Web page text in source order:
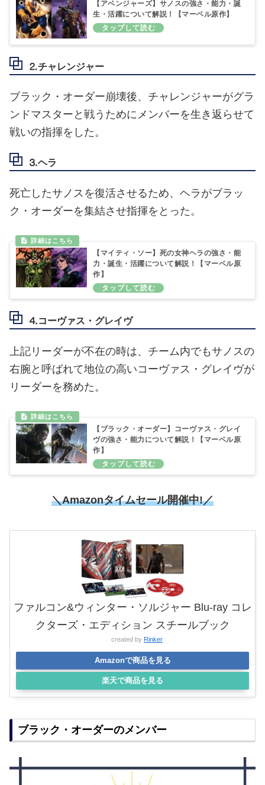
【アベンジャーズ】サノスの強さ・能力・誕
生・活躍について解説！【マーベル原作】
⒉チャレンジャー
ブラック・オーダー崩壊後、チャレンジャーがグラ
ンドマスターと戦うためにメンバーを生き返らせて
戦いの指揮をした。
⒊ヘラ
死亡したサノスを復活させるため、ヘラがブラッ
ク・オーダーを集結させ指揮をとった。
【マイティ・ソー】死の女神ヘラの強さ・能
力・誕生・活躍について解説！【マーベル原
作】
⒋コーヴァス・グレイヴ
上記リーダーが不在の時は、チーム内でもサノスの
右腕と呼ばれて地位の高いコーヴァス・グレイヴが
リーダーを務めた。
【ブラック・オーダー】コーヴァス・グレイ
ヴの強さ・能力について解説！【マーベル原
作】
＼Amazonタイムセール開催中!／
ファルコン&ウィンター・ソルジャー Blu-ray コレ
クターズ・エディション スチールブック
created by Rinker
Amazonで商品を見る
楽天で商品を見る
ブラック・オーダーのメンバー